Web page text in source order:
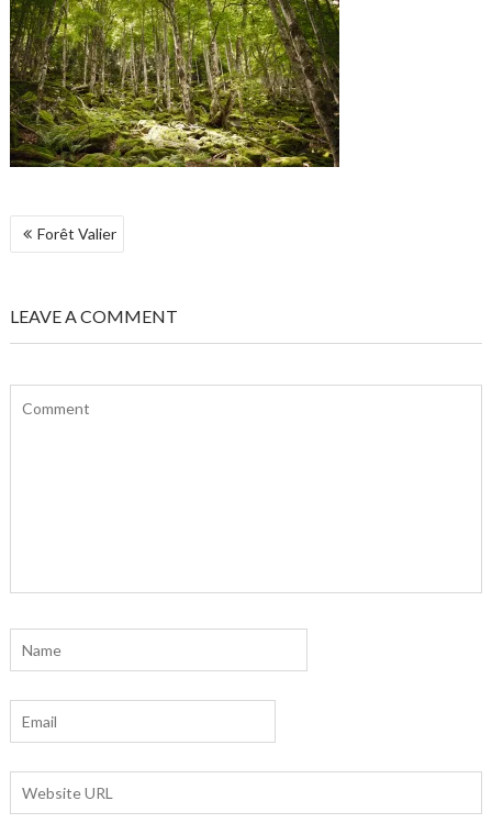
NAVIGATION
DE
Forêt Valier
LEAVE A COMMENT